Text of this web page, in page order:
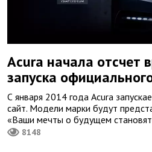
Acura начала отсчет
запуска
С января 2014 года Acura
сайт. Модели марки будут
«Ваши мечты о будущем
8148